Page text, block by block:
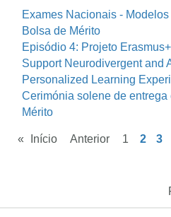
Exames Nacionais -
Bolsa de Mérito
Episódio 4: Projeto
Support Neurodivergent and
Personalized Learning
Cerimónia solene de
Mérito
« Início Anterior 1 2 3